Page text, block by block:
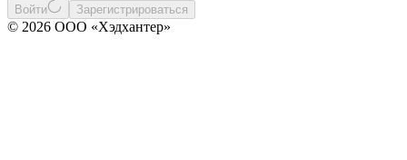
Войти Зарегистрироваться
© 2026 ООО «Хэдхантер»